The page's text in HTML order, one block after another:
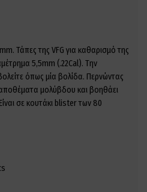
Τάπες της VFG για καθαρισμό της
5,5mm (.22Cal). Την
όπως μία βολίδα. Περνώντας
μολύβδου και βοηθάει
σε κουτάκι blister των 80